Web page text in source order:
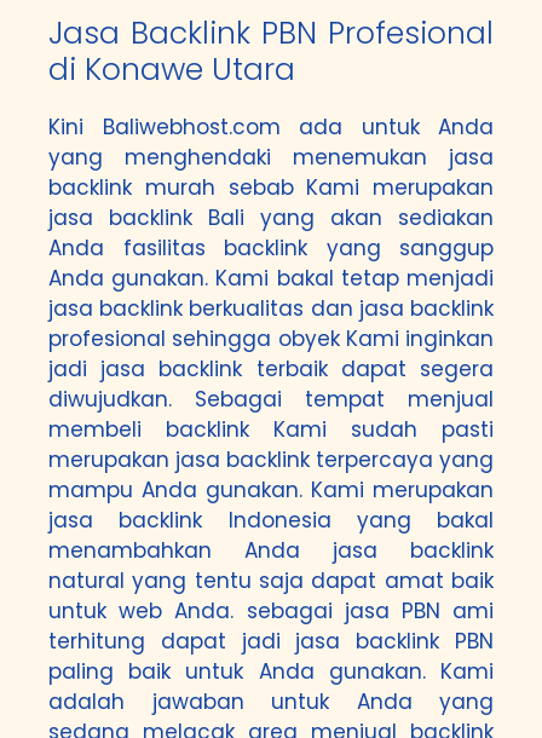
Jasa Backlink PBN Profesional
di Konawe Utara
Kini Baliwebhost.com ada untuk Anda
yang menghendaki menemukan jasa
backlink murah sebab Kami merupakan
jasa backlink Bali yang akan sediakan
Anda fasilitas backlink yang sanggup
Anda gunakan. Kami bakal tetap menjadi
jasa backlink berkualitas dan jasa backlink
profesional sehingga obyek Kami inginkan
jadi jasa backlink terbaik dapat segera
diwujudkan. Sebagai tempat menjual
membeli backlink Kami sudah pasti
merupakan jasa backlink terpercaya yang
mampu Anda gunakan. Kami merupakan
jasa backlink Indonesia yang bakal
menambahkan Anda jasa backlink
natural yang tentu saja dapat amat baik
untuk web Anda. sebagai jasa PBN ami
terhitung dapat jadi jasa backlink PBN
paling baik untuk Anda gunakan. Kami
adalah jawaban untuk Anda yang
sedang melacak area menjual backlink